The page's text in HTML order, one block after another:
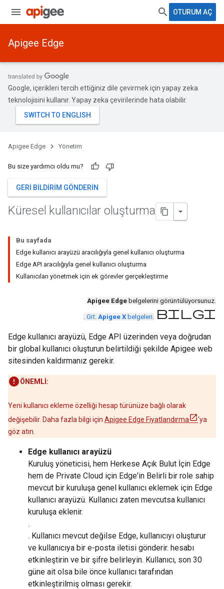
OTURUM AÇ
Apigee Edge
Google, içerikleri tercih ettiğiniz dile çevirmek için yapay zeka
teknolojisini kullanır. Yapay zeka çevirilerinde hata olabilir.
Apigee Edge Yönetim
Bu size yardımcı oldu mu?
GERI BILDIRIM GÖNDERIN
Küresel kullanıcılar oluşturma
Bu sayfada
Edge kullanıcı arayüzü aracılığıyla genel kullanıcı oluşturma
Edge API aracılığıyla genel kullanıcı oluşturma
Kullanıcıları yönetmek için ek görevler gerçekleştirme
Apigee Edge belgelerini görüntülüyorsunuz.
. Git: Apigee X belgeleri. bilgi
Edge kullanıcı arayüzü, Edge API üzerinden veya doğrudan
bir global kullanıcı oluşturun belirtildiği şekilde Apigee web
sitesinden kaldırmanız gerekir.
ÖNEMLİ:
Yeni kullanıcı ekleme özelliği hesap türünüze bağlı olarak
değişebilir. Daha fazla bilgi için Apigee Edge Fiyatlandırma
'ya
göz atın.
Edge kullanıcı arayüzü
Kuruluş yöneticisi, hem Herkese Açık Bulut İçin Edge
hem de Private Cloud için Edge'in Belirli bir role sahip
mevcut bir kuruluşa genel kullanıcı eklemek için Edge
kullanıcı arayüzü. Kullanıcı zaten mevcutsa kullanıcı
kuruluşa eklenir.
.
. Kullanıcı mevcut değilse Edge, kullanıcıyı oluşturur
ve kullanıcıya bir e-posta iletisi gönderir. hesabı
etkinleştirin ve bir şifre belirleyin. Kullanıcı, son 30
güne ait olsa bile önce kullanıcı tarafından
etkinleştirilmiş olması gerekir.